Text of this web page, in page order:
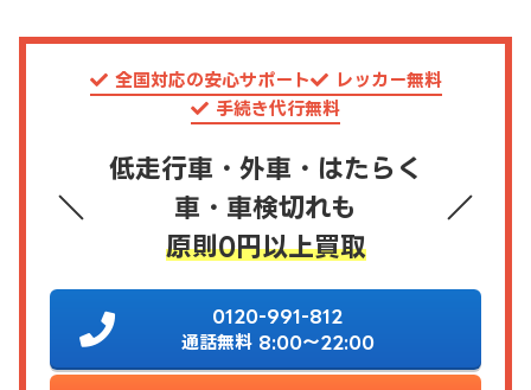
全国対応の安心サポート
レッカー無料
手続き代行無料
低走行車・外車・はたらく
車・車検切れも
原則0円以上買取
0120-991-812
通話無料 8:00～22:00